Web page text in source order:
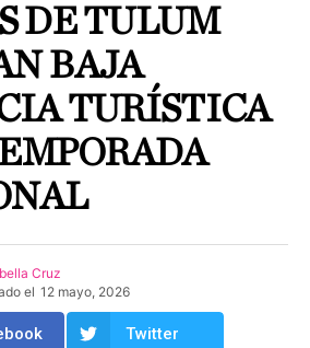
DE TULUM
BAJA
TURÍSTICA
Cruz
el 12 mayo, 2026
Twitter